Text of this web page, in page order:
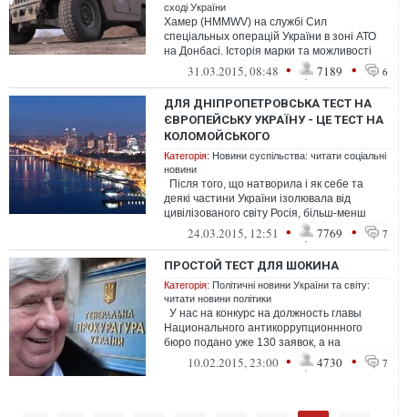
сході України
Хамер (HMMWV) на службі Сил
спеціальных операцій України в зоні АТО
на Донбасі. Історія марки та можливості
машини31.03.2015, 08:48 • 7189 • 6
ДЛЯ ДНІПРОПЕТРОВСЬКА ТЕСТ НА
ЄВРОПЕЙСЬКУ УКРАЇНУ - ЦЕ ТЕСТ НА
КОЛОМОЙСЬКОГО
Категорія: Новини суспільства: читати соціальні
новини
Після того, що натворила і як себе та
деякі частини України ізолювала від
цивілізованого світу Росія, більш-менш
зрозуміло, що про Європу від ...
24.03.2015, 12:51 • 7769 • 7
ПРОСТОЙ ТЕСТ ДЛЯ ШОКИНА
Категорія: Політичні новини України та світу:
читати новини політики
У нас на конкурс на должность главы
Национального антикоррупционнного
бюро подано уже 130 заявок, а на
руководство Генпрокуратурой нашелся
10.02.2015, 23:00 • 4730 • 7